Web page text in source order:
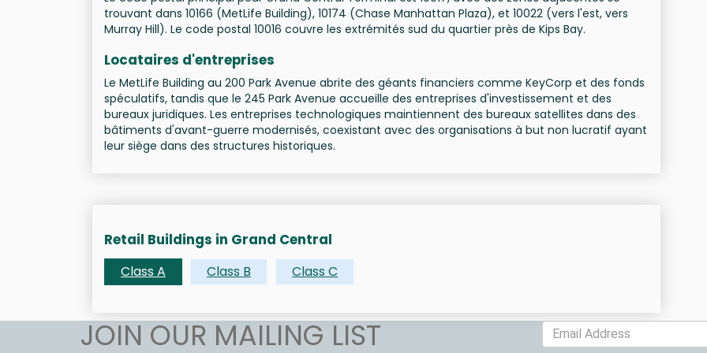
trouvant dans 10166 (MetLife Building), 10174 (Chase Manhattan Plaza), et 10022 (vers l'est, vers
Murray Hill). Le code postal 10016 couvre les extrémités sud du quartier près de Kips Bay.
Locataires d'entreprises
Le MetLife Building au 200 Park Avenue abrite des géants financiers comme KeyCorp et des fonds
spéculatifs, tandis que le 245 Park Avenue accueille des entreprises d'investissement et des
bureaux juridiques. Les entreprises technologiques maintiennent des bureaux satellites dans des
bâtiments d'avant-guerre modernisés, coexistant avec des organisations à but non lucratif ayant
leur siège dans des structures historiques.
Retail Buildings in Grand Central
Class A Class B Class C
JOIN OUR MAILING LIST